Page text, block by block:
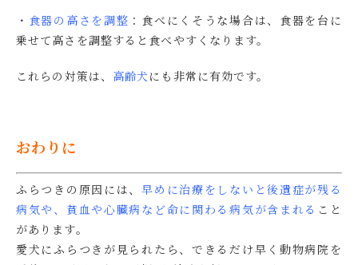
・ 食器の高さを調整 ：食べにくそうな場合は、食器を台に
乗せて高さを調整すると食べやすくなります。
これらの対策は、 高齢犬 にも非常に有効です。
おわりに
ふらつきの原因には、早めに治療をしないと後遺症が残る
病気や、貧血や心臓病など命に関わる病気が含まれる こと
があります。
愛犬にふらつきが見られたら、できるだけ早く動物病院を